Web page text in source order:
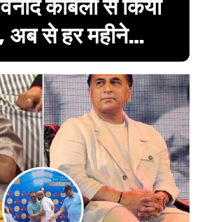
कांबली से किया
अब से हर महीने…